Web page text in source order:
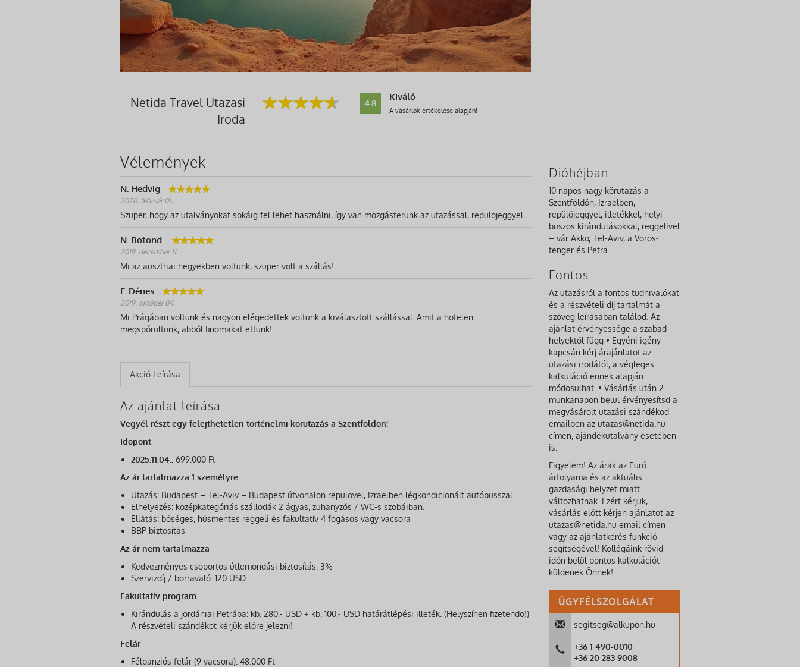
Netida Travel Utazasi
Iroda
4.8
Kiváló
A vásárlók értékelése alapján!
Vélemények
N. Hedvig
2020. február 01.
Szuper, hogy az utalványokat sokáig fel lehet használni, így van mozgásterünk az utazással, repülőjeggyel.
N. Botond.
2019. december 11.
Mi az ausztriai hegyekben voltunk, szuper volt a szállás!
F. Dénes
2019. október 04.
Mi Prágában voltunk és nagyon elégedettek voltunk a kiválasztott szállással. Amit a hotelen
megspóroltunk, abból finomakat ettünk!
Akció Leírása
Az ajánlat leírása
Vegyél részt egy felejthetetlen történelmi körutazás a Szentföldön!
Időpont
2025.11.04.:699.000 Ft
Az ár tartalmazza 1 személyre
Utazás: Budapest – Tel-Aviv – Budapest útvonalon repülővel, Izraelben légkondicionált autóbusszal.
Elhelyezés: középkategóriás szállodák 2 ágyas, zuhanyzós / WC-s szobáiban.
Ellátás: bőséges, húsmentes reggeli és fakultatív 4 fogásos vagy vacsora
BBP biztosítás
Az ár nem tartalmazza
Kedvezményes csoportos útlemondási biztosítás: 3%
Szervizdíj / borravaló: 120 USD
Fakultatív program
Kirándulás a jordániai Petrába: kb. 280,- USD + kb. 100,- USD határátlépési illeték. (Helyszínen fizetendő!)
A részvételi szándékot kérjük előre jelezni!
Felár
Félpanziós felár (9 vacsora): 48.000 Ft
Dióhéjban
10 napos nagy körutazás a
Szentföldön, Izraelben,
repülőjeggyel, illetékkel, helyi
buszos kirándulásokkal, reggelivel
– vár Akko, Tel-Aviv, a Vörös-
tenger és Petra
Fontos
Az utazásról a fontos tudnivalókat
és a részvételi díj tartalmát a
szöveg leírásában találod. Az
ajánlat érvényessége a szabad
helyektől függ • Egyéni igény
kapcsán kérj árajánlatot az
utazási irodától, a végleges
kalkuláció ennek alapján
módosulhat. • Vásárlás után 2
munkanapon belül érvényesítsd a
megvásárolt utazási szándékod
emailben az utazas@netida.hu
címen, ajándékutalvány esetében
is.
Figyelem! Az árak az Euró
árfolyama és az aktuális
gazdasági helyzet miatt
változhatnak. Ezért kérjük,
vásárlás előtt kérjen ajánlatot az
utazas@netida.hu email címen
vagy az ajánlatkérés funkció
segítségével! Kollégáink rövid
időn belül pontos kalkulációt
küldenek Önnek!
ÜGYFÉLSZOLGÁLAT
segitseg@alkupon.hu
+36 1 490-0010
+36 20 283 9008